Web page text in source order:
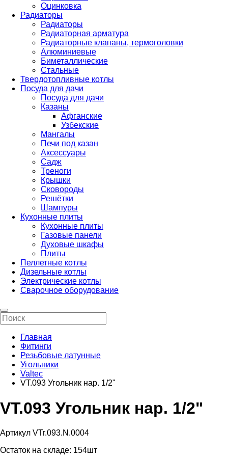
Оцинковка
Радиаторы
Радиаторы
Радиаторная арматура
Радиаторные клапаны, термоголовки
Алюминиевые
Биметаллические
Стальные
Твердотопливные котлы
Посуда для дачи
Посуда для дачи
Казаны
Афганские
Узбекские
Мангалы
Печи под казан
Аксессуары
Садж
Треноги
Крышки
Сковороды
Решётки
Шампуры
Кухонные плиты
Кухонные плиты
Газовые панели
Духовые шкафы
Плиты
Пеллетные котлы
Дизельные котлы
Электрические котлы
Сварочное оборудование
Главная
Фитинги
Резьбовые латунные
Угольники
Valtec
VT.093 Угольник нар. 1/2"
VT.093 Угольник нар. 1/2"
Артикул VTr.093.N.0004
Остаток на складе: 154шт